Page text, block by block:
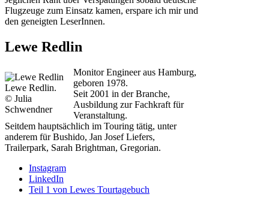
Flugzeuge zum Einsatz kamen, erspare ich mir und
den geneigten LeserInnen.
Lewe Redlin
Lewe Redlin.
© Julia
Schwendner
Monitor Engineer aus Hamburg,
geboren 1978.
Seit 2001 in der Branche,
Ausbildung zur Fachkraft für
Veranstaltung.
Seitdem hauptsächlich im Touring tätig, unter
anderem für Bushido, Jan Josef Liefers,
Trailerpark, Sarah Brightman, Gregorian.
Instagram
LinkedIn
Teil 1 von Lewes Tourtagebuch